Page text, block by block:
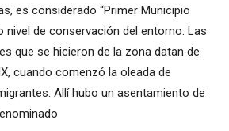
es considerado “Primer Municipio
nivel de conservación del entorno. Las
que se hicieron de la zona datan de
cuando comenzó la oleada de
Allí hubo un asentamiento de